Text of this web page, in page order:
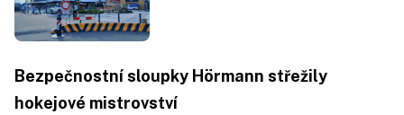
Bezpečnostní sloupky Hörmann střežily
hokejové mistrovství